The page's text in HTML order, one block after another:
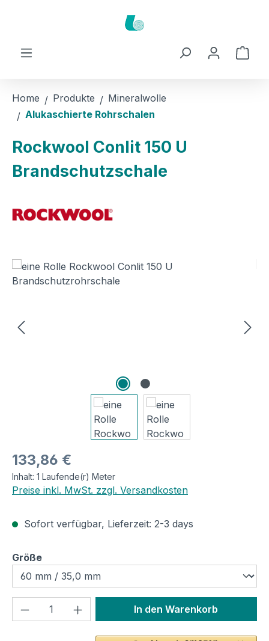
Home Produkte
Mineralwolle
Alukaschierte Rohrschalen
Rockwool Conlit 150 U
Brandschutzschale
Bildergalerie überspringen
Regulärer Preis:
133,86 €
Inhalt: 1 Laufende(r) Meter
Preise inkl. MwSt. zzgl. Versandkosten
Sofort verfügbar, Lieferzeit: 2-3 days
Größeauswählen
Produkt Anzahl: Gib denIn den Warenkorb